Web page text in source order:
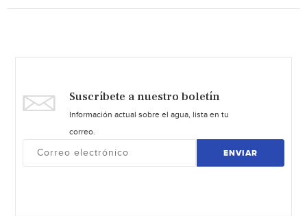
Suscríbete a nuestro boletín
Información actual sobre el agua, lista en tu
correo.
ENVIAR